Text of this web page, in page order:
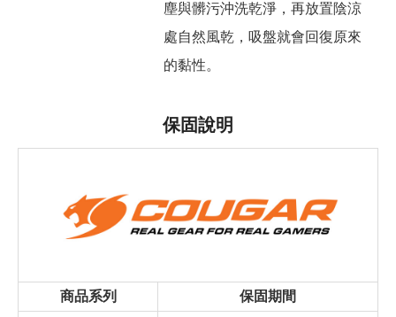
塵與髒污沖洗乾淨，再放置陰涼
處自然風乾，吸盤就會回復原來
的黏性。
保固說明
商品系列
保固期間